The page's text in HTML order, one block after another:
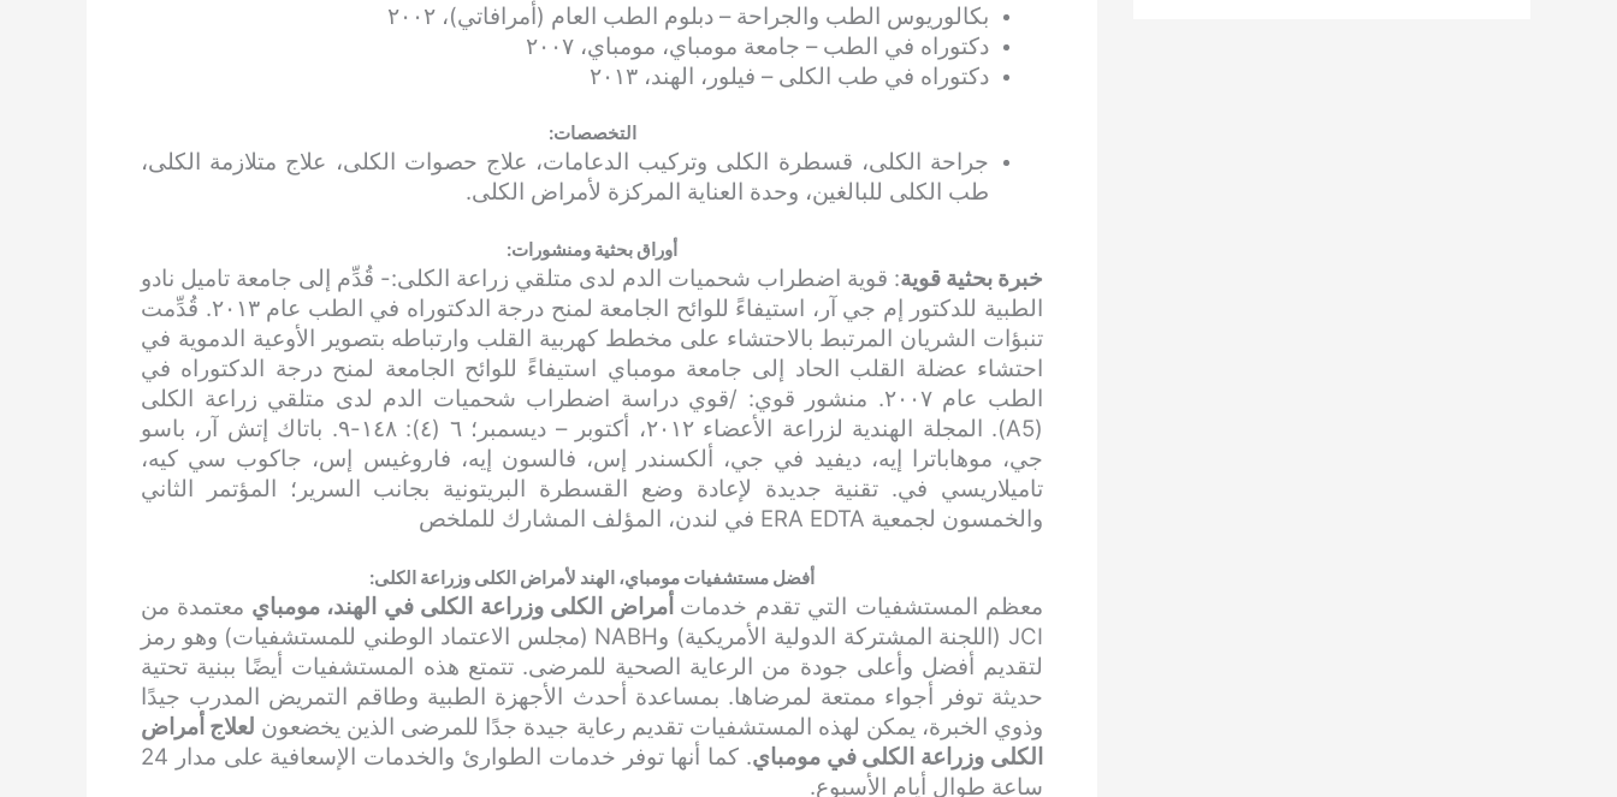
بكالوريوس الطب والجراحة – دبلوم الطب العام (أمرافاتي)، ٢٠٠٢
دكتوراه في الطب – جامعة مومباي، مومباي، ٢٠٠٧
دكتوراه في طب الكلى – فيلور، الهند، ٢٠١٣
التخصصات:
جراحة الكلى، قسطرة الكلى وتركيب الدعامات، علاج حصوات الكلى، علاج متلازمة الكلى،
طب الكلى للبالغين، وحدة العناية المركزة لأمراض الكلى.
أوراق بحثية ومنشورات:
خبرة بحثية قوية: قوية اضطراب شحميات الدم لدى متلقي زراعة الكلى:- قُدِّم إلى جامعة تاميل نادو
الطبية للدكتور إم جي آر، استيفاءً للوائح الجامعة لمنح درجة الدكتوراه في الطب عام ٢٠١٣. قُدِّمت
تنبؤات الشريان المرتبط بالاحتشاء على مخطط كهربية القلب وارتباطه بتصوير الأوعية الدموية في
احتشاء عضلة القلب الحاد إلى جامعة مومباي استيفاءً للوائح الجامعة لمنح درجة الدكتوراه في
الطب عام ٢٠٠٧. منشور قوي: /قوي دراسة اضطراب شحميات الدم لدى متلقي زراعة الكلى
(A5). المجلة الهندية لزراعة الأعضاء ٢٠١٢، أكتوبر – ديسمبر؛ ٦ (٤): ١٤٨-٩. باتاك إتش آر، باسو
جي، موهاباترا إيه، ديفيد في جي، ألكسندر إس، فالسون إيه، فاروغيس إس، جاكوب سي كيه،
تاميلاريسي في. تقنية جديدة لإعادة وضع القسطرة البريتونية بجانب السرير؛ المؤتمر الثاني
والخمسون لجمعية ERA EDTA في لندن، المؤلف المشارك للملخص
أفضل مستشفيات مومباي، الهند لأمراض الكلى وزراعة الكلى:
معظم المستشفيات التي تقدم خدمات أمراض الكلى وزراعة الكلى في الهند، مومباي معتمدة من
JCI (اللجنة المشتركة الدولية الأمريكية) وNABH (مجلس الاعتماد الوطني للمستشفيات) وهو رمز
لتقديم أفضل وأعلى جودة من الرعاية الصحية للمرضى. تتمتع هذه المستشفيات أيضًا ببنية تحتية
حديثة توفر أجواء ممتعة لمرضاها. بمساعدة أحدث الأجهزة الطبية وطاقم التمريض المدرب جيدًا
وذوي الخبرة، يمكن لهذه المستشفيات تقديم رعاية جيدة جدًا للمرضى الذين يخضعون لعلاج أمراض
الكلى وزراعة الكلى في مومباي
. كما أنها توفر خدمات الطوارئ والخدمات الإسعافية على مدار 24
ساعة طوال أيام الأسبوع.